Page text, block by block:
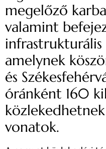
megelőző
valamint
infrastrukturális
amelynek
és
óránként 160
vonatok.